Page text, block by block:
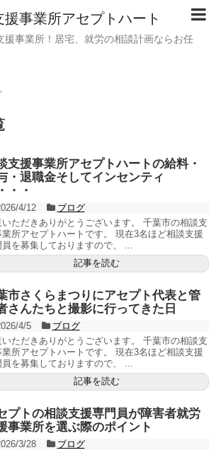
事業所アセプトハート
援事業所！居宅、就労の相談計画ならお任
支援事業所アセプトハートの給料・
・退職金そしてインセンティ
・・
4/12
ブログ
いただきありがとうございます。 千葉市の相談支
業所アセプトハートです。 現在3名ほど相談支援
員を募集しておりますので、 ...
記事を読む
市さくらまつりにアセプト代表と管
さんたちと撮影に行ってきた日
4/5
ブログ
いただきありがとうございます。 千葉市の相談支
業所アセプトハートです。 現在3名ほど相談支援
員を募集しておりますので、 ...
記事を読む
プトの相談支援専門員が障害者就労
事業所を選ぶ際のポイント
3/28
ブログ